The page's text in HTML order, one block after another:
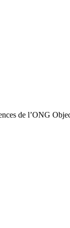
de l’ONG